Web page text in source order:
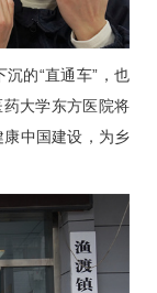
的“直通车”，也
大学东方医院将
中国建设，为乡